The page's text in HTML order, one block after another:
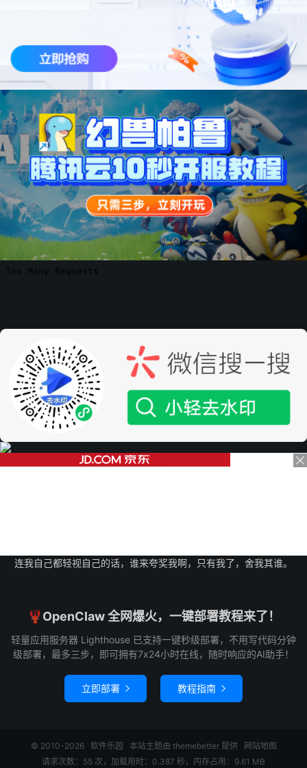
连我自己都轻视自己的话，谁来夸奖我啊，只有我了，舍我其谁。
🦞OpenClaw 全网爆火，一键部署教程来了！
轻量应用服务器 Lighthouse 已支持一键秒级部署，不用写代码分钟
级部署，最多三步，即可拥有7x24小时在线，随时响应的AI助手！
立即部署  教程指南 
© 2010-2026 软件乐园 本站主题由 themebetter提供 网站地图
请求次数：55 次，加载用时：0.387 秒，内存占用：9.61 MB